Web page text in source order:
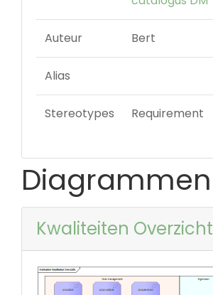
Auteur Bert
Alias
Stereotypes Requirement
Diagrammen
Kwaliteiten Overzicht